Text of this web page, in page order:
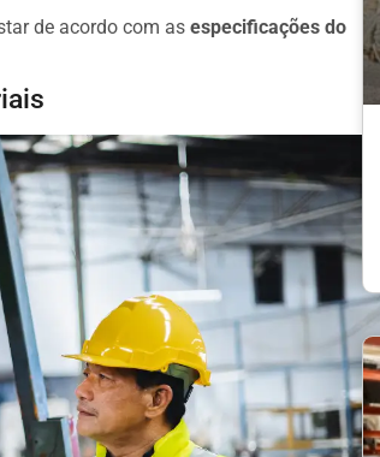
de acordo com as especificações do